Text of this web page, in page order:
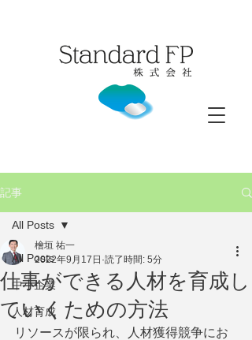
記事
All Posts
中小企業
人材育成
All Posts
仕事ができる人材を育成し
ていくための方法
檜垣 祐一
2022年9月17日 読了時間: 5分
リソースが限られ、人材獲得競争にお